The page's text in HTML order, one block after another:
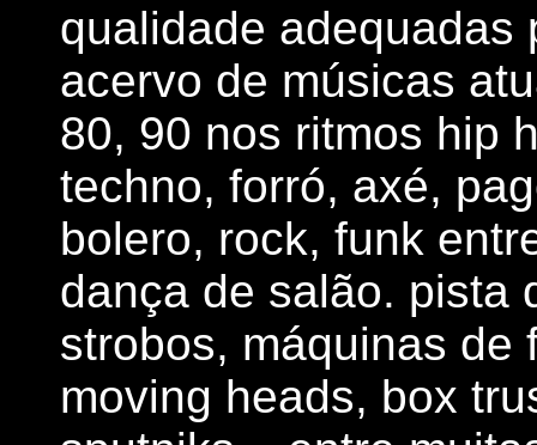
qualidade adequadas
acervo de músicas
80, 90 nos ritmos hip
techno, forró, axé,
bolero, rock, funk
dança de salão. pista
strobos, máquinas de
moving heads, box